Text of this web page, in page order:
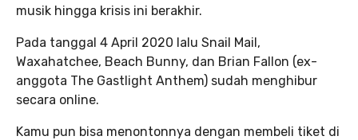
musik hingga krisis ini berakhir.
Pada tanggal 4 April 2020 lalu Snail Mail,
Waxahatchee, Beach Bunny, dan Brian Fallon (ex-
anggota The Gastlight Anthem) sudah menghibur
secara online.
Kamu pun bisa menontonnya dengan membeli tiket di